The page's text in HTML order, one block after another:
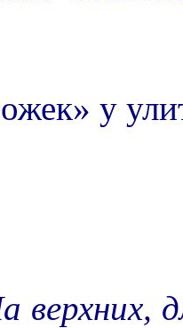
» у
верхних,